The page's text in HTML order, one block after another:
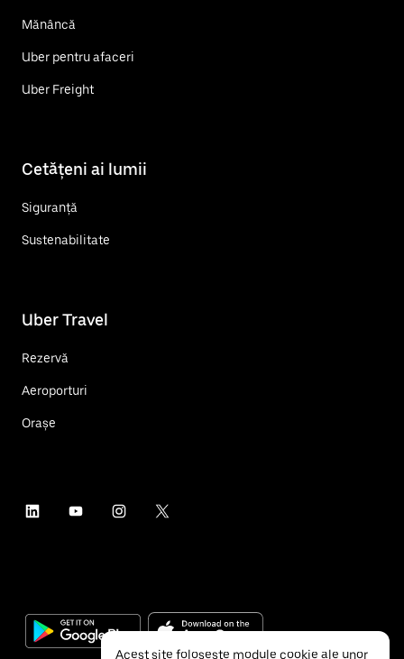
Mănâncă
Uber pentru afaceri
Uber Freight
Cetățeni ai lumii
Siguranță
Sustenabilitate
Uber Travel
Rezervă
Aeroporturi
Orașe
Acest site folosește module cookie ale unor